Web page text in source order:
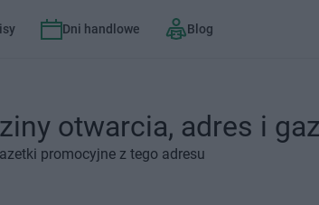
Dni handlowe Blog
otwarcia, adres i
promocyjne z tego adresu